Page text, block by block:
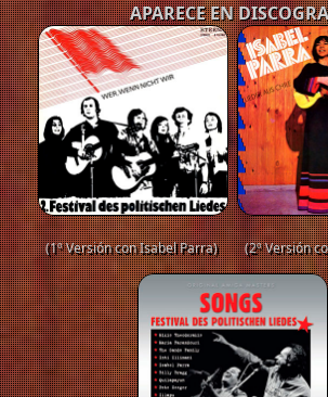
APARECE EN
(1º Versión con Isabel Parra) (2º Versión